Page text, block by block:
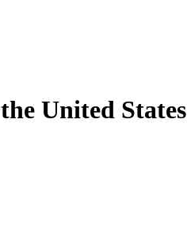
the United States